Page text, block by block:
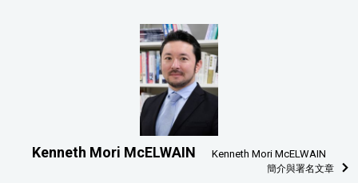
Kenneth Mori McELWAIN Kenneth Mori McELWAIN
簡介與署名文章